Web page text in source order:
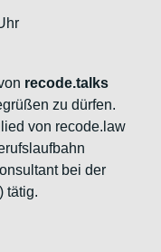
recode.talks
zu dürfen.
von recode.law
bei der
) tätig.